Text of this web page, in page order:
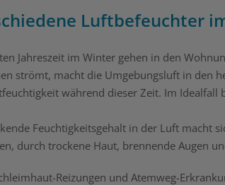
Luftbefeuchter
Jahreszeit im Winter gehen in den
strömt, macht die Umgebungsluft in den
während dieser Zeit. Im Idealfall
Feuchtigkeitsgehalt in der Luft macht
durch trockene Haut, brennende Augen
Reizungen und Atemweg-